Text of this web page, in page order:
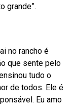
grande”.
no rancho é
que sente pelo
tudo o
de todos. Ele é
Eu amo